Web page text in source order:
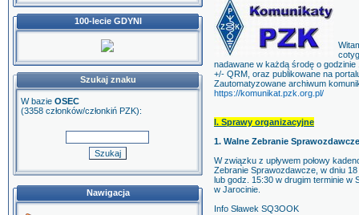
100-lecie GDYNI
Szukaj znaku
W bazie OSEC
(3358 członków/członkiń PZK):
Nawigacja
nadawane w każdą środę o
+/- QRM, oraz publikowane na
Zautomatyzowane archiwum
https://komunikat.pzk.org.pl/
I. Sprawy organizacyjne
1. Walne Zebranie
W związku z upływem połowy
Zebranie Sprawozdawcze, w dniu
lub godz. 15:30 w drugim terminie w
w Jarocinie.
Info Sławek SQ3OOK